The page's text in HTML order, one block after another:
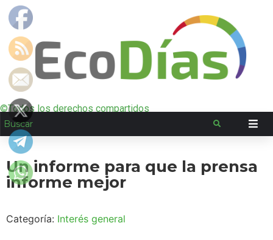
©Todos los derechos compartidos
Un informe para que la prensa
informe mejor
Categoría: Interés general